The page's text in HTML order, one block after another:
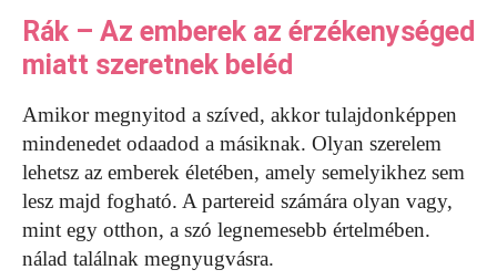
Rák – Az emberek az érzékenységed
miatt szeretnek beléd
Amikor megnyitod a szíved, akkor tulajdonképpen
mindenedet odaadod a másiknak. Olyan szerelem
lehetsz az emberek életében, amely semelyikhez sem
lesz majd fogható. A partereid számára olyan vagy,
mint egy otthon, a szó legnemesebb értelmében.
nálad találnak megnyugvásra.